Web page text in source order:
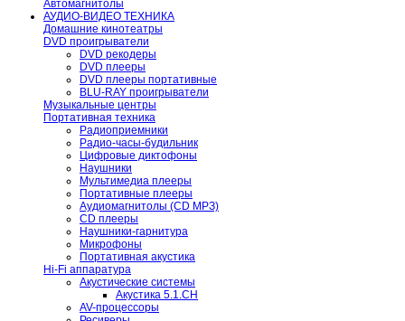
Автомагнитолы
АУДИО-ВИДЕО ТЕХНИКА
Домашние кинотеатры
DVD проигрыватели
DVD рекодеры
DVD плееры
DVD плееры портативные
BLU-RAY проигрыватели
Музыкальные центры
Портативная техника
Радиоприемники
Радио-часы-будильник
Цифровые диктофоны
Наушники
Мультимедиа плееры
Портативные плееры
Аудиомагнитолы (CD МРЗ)
CD плееры
Наушники-гарнитура
Микрофоны
Портативная акустика
Hi-Fi аппаратура
Акустические системы
Акустика 5.1.CH
AV-процессоры